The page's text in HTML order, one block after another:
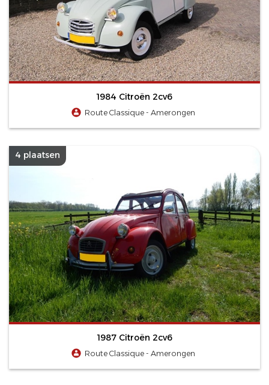
1984 Citroën 2cv6
Route Classique - Amerongen
4 plaatsen
1987 Citroën 2cv6
Route Classique - Amerongen